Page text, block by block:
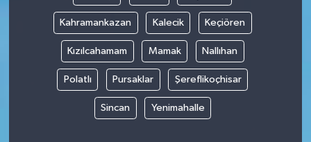
Kahramankazan Kalecik Keçiören
Kızılcahamam Mamak Nallıhan
Polatlı Pursaklar Şereflikoçhisar
Sincan Yenimahalle